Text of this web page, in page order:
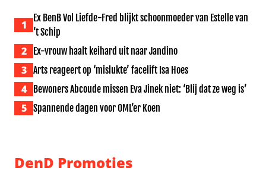
1
Ex BenB Vol Liefde-Fred blijkt schoonmoeder van Estelle van
’t Schip
2 Ex-vrouw haalt keihard uit naar Jandino
3 Arts reageert op ‘mislukte’ facelift Isa Hoes
4 Bewoners Abcoude missen Eva Jinek niet: ‘Blij dat ze weg is’
5 Spannende dagen voor OML’er Koen
DenD Promoties